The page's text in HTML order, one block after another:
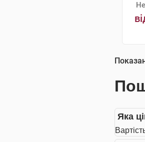
Яка